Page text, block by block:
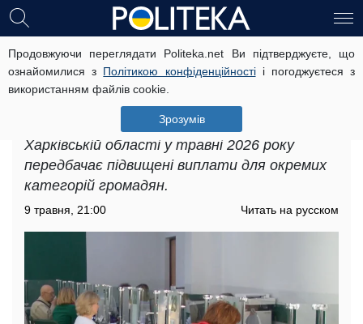
Продовжуючи переглядати Politeka.net Ви підтверджуєте, що
ознайомилися з Політикою конфіденційностіі погоджуєтеся з
використанням файлів cookie.
Зрозумів
Надбавки та виплати для
пенсіонерів: хто отримає грошову
допомогу у Харківській області
Грошова допомога для пенсіонерів у
Харківській області у травні 2026 року
передбачає підвищені виплати для окремих
категорій громадян.
9 травня, 21:00 Читать на русском